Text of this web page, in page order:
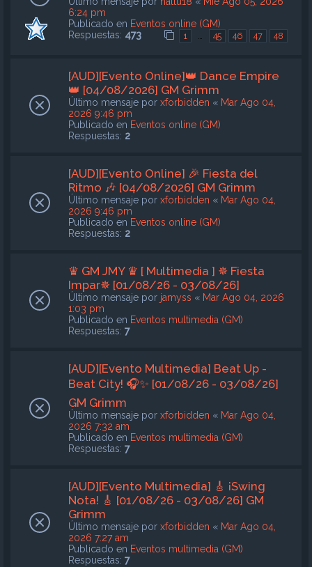
6:24 pm
Publicado en Eventos online (GM)
Respuestas: 473 1 … 45 46 47 48
[AUD][Evento Online]👑 Dance Empire
👑 [04/08/2026] GM Grimm
Último mensaje por xforbidden « Mar Ago 04,
2026 9:46 pm
Publicado en Eventos online (GM)
Respuestas: 2
[AUD][Evento Online] 🎉 Fiesta del
Ritmo 🎶 [04/08/2026] GM Grimm
Último mensaje por xforbidden « Mar Ago 04,
2026 9:46 pm
Publicado en Eventos online (GM)
Respuestas: 2
♛ GM JMY ♛ [ Multimedia ] ✵ Fiesta
Impar✵ [01/08/26 - 03/08/26]
Último mensaje por jamyss « Mar Ago 04, 2026
1:03 pm
Publicado en Eventos multimedia (GM)
Respuestas: 7
[AUD][Evento Multimedia] Beat Up -
Beat City! 🎧✨ [01/08/26 - 03/08/26]
GM Grimm
Último mensaje por xforbidden « Mar Ago 04,
2026 7:32 am
Publicado en Eventos multimedia (GM)
Respuestas: 7
[AUD][Evento Multimedia] 🎸 ¡Swing
Nota! 🎸 [01/08/26 - 03/08/26] GM
Grimm
Último mensaje por xforbidden « Mar Ago 04,
2026 7:27 am
Publicado en Eventos multimedia (GM)
Respuestas: 7